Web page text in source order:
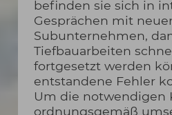
befinden sie sich in
Gesprächen mit
Subunternehmen,
Tiefbauarbeiten
fortgesetzt werden
entstandene Fehler
Um die notwendigen
ordnungsgemäß